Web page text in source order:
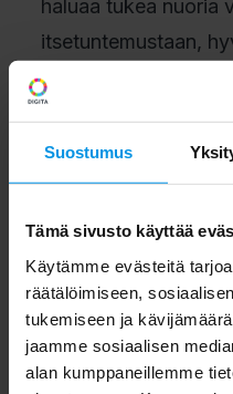
Suostumus
Tämä sivusto käyttää
Käytämme evästeitä
räätälöimiseen,
tukemiseen ja
jaamme sosiaalisen
alan kumppaneillemme
haluaa tukea nuoria
itsetuntemustaan,
voimavarojaan.
suomalainen
olisivat valmiimpia
osatyökykyisiä
kertoo.
Vamokselle on
kehittää toimintansa